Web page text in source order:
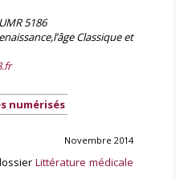
5186
Classique et
numérisés
Novembre 2014
Littérature médicale